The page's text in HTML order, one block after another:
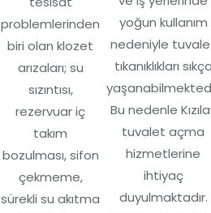
problemlerinden
biri olan klozet
arızaları; su
sızıntısı,
rezervuar iç
takım
bozulması, sifon
çekmeme,
sürekli su akıtma
yoğun kullanım
nedeniyle
tıkanıklıkları
Bu nedenle
tuvalet açma
hizmetlerine
ihtiyaç
duyulmaktadır.